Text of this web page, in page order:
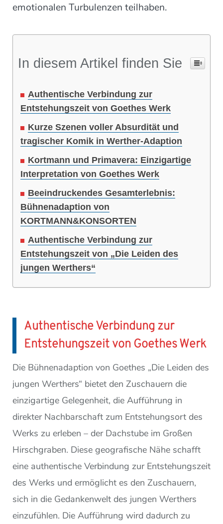
emotionalen Turbulenzen teilhaben.
In diesem Artikel finden Sie
Authentische Verbindung zur
Entstehungszeit von Goethes Werk
Kurze Szenen voller Absurdität und
tragischer Komik in Werther-Adaption
Kortmann und Primavera: Einzigartige
Interpretation von Goethes Werk
Beeindruckendes Gesamterlebnis:
Bühnenadaption von
KORTMANN&KONSORTEN
Authentische Verbindung zur
Entstehungszeit von „Die Leiden des
jungen Werthers“
Authentische Verbindung zur
Entstehungszeit von Goethes Werk
Die Bühnenadaption von Goethes „Die Leiden des
jungen Werthers“ bietet den Zuschauern die
einzigartige Gelegenheit, die Aufführung in
direkter Nachbarschaft zum Entstehungsort des
Werks zu erleben – der Dachstube im Großen
Hirschgraben. Diese geografische Nähe schafft
eine authentische Verbindung zur Entstehungszeit
des Werks und ermöglicht es den Zuschauern,
sich in die Gedankenwelt des jungen Werthers
einzufühlen. Die Aufführung wird dadurch zu